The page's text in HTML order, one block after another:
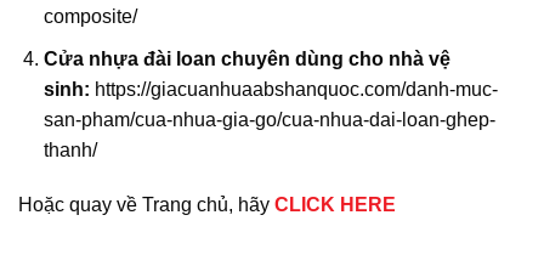
composite/
Cửa nhựa đài loan chuyên dùng cho nhà vệ
sinh: https://giacuanhuaabshanquoc.com/danh-muc-
san-pham/cua-nhua-gia-go/cua-nhua-dai-loan-ghep-
thanh/
Hoặc quay về Trang chủ, hãy CLICK HERE